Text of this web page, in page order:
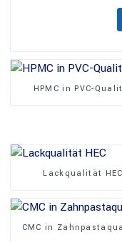
HPMC in PVC-
Lackqualität HEC
CMC in